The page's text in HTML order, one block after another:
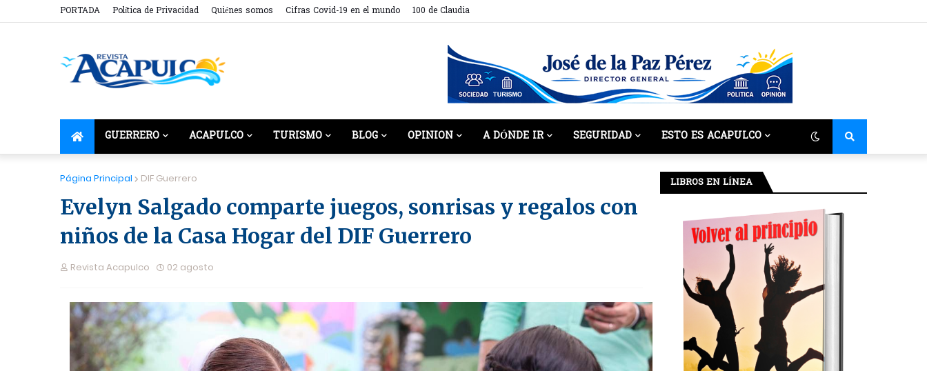
PORTADA Política de Privacidad Quiénes somos Cifras Covid-19 en el mundo 100 de Claudia
GUERRERO ACAPULCO TURISMO BLOG OPINION A DÓNDE IR SEGURIDAD ESTO ES ACAPULCO
Página Principal DIF Guerrero
Evelyn Salgado comparte juegos, sonrisas y regalos con
niños de la Casa Hogar del DIF Guerrero
Revista Acapulco 02 agosto
LIBROS EN LÍNEA